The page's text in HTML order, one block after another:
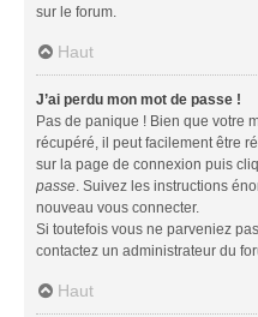
sur le forum.
Haut
J’ai perdu mon mot de passe !
Pas de panique ! Bien que votre
récupéré, il peut facilement être
sur la page de connexion puis
passe. Suivez les instructions
nouveau vous connecter.
Si toutefois vous ne parveniez
contactez un administrateur du
Haut